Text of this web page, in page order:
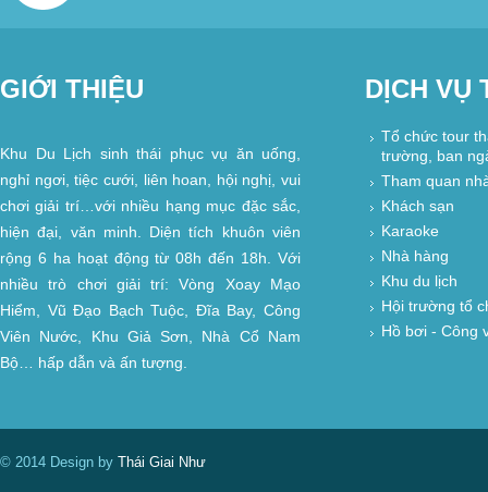
GIỚI THIỆU
Khu Du Lịch sinh thái phục vụ ăn uống,
nghỉ ngơi, tiệc cưới, liên hoan, hội nghị, vui
chơi giải trí…với nhiều hạng mục đặc sắc,
hiện đại, văn minh. Diện tích khuôn viên
rộng 6 ha hoạt động từ 08h đến 18h. Với
nhiều trò chơi giải trí: Vòng Xoay Mạo
Hiểm, Vũ Đạo Bạch Tuộc, Đĩa Bay, Công
Viên Nước, Khu Giả Sơn, Nhà Cổ Nam
Bộ… hấp dẫn và ấn tượng.
DỊCH VỤ
Tổ chức tour
trường, ban
Tham quan
Khách sạn
Karaoke
Nhà hàng
Khu du lịch
Hội trường tổ
Hồ bơi - Công
© 2014 Design by Thái Giai Như